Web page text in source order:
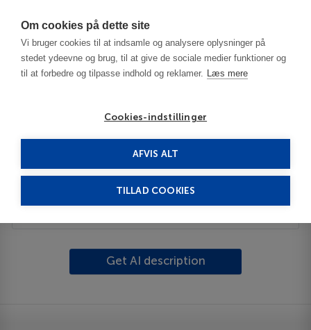
Om cookies på dette site
Vi bruger cookies til at indsamle og analysere oplysninger på
stedet ydeevne og brug, til at give de sociale medier funktioner og
til at forbedre og tilpasse indhold og reklamer. Læs mere
Cookies-indstillinger
AFVIS ALT
TILLAD COOKIES
Amarillo - TX Canyon area
Beskrivelse
Get AI description